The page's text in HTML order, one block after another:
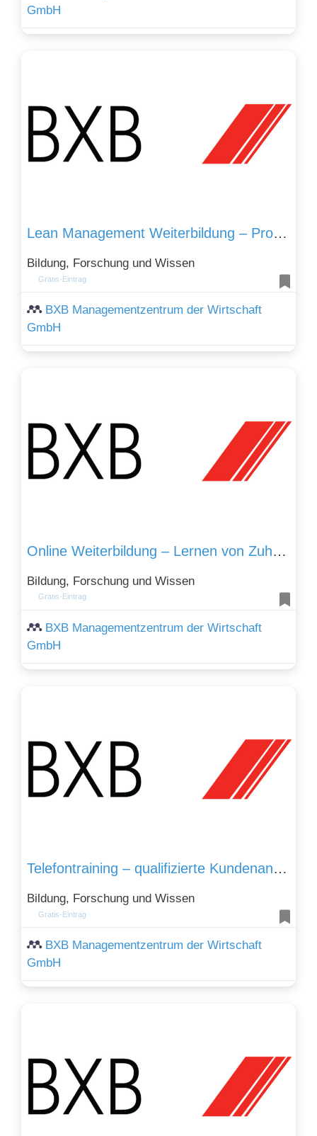
GmbH
Lean Management Weiterbildung – Prozesse verbessern
Bildung, Forschung und Wissen
Gratis-Eintrag
BXB Managementzentrum der Wirtschaft
GmbH
Online Weiterbildung – Lernen von Zuhause
Bildung, Forschung und Wissen
Gratis-Eintrag
BXB Managementzentrum der Wirtschaft
GmbH
Telefontraining – qualifizierte Kundenansprache am Telefon
Bildung, Forschung und Wissen
Gratis-Eintrag
BXB Managementzentrum der Wirtschaft
GmbH